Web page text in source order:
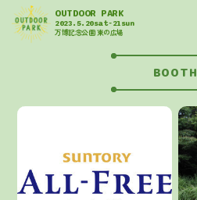
OUTDOOR PARK
2023.5.20sat-21sun
万博記念公園 東の広場
BOOTH